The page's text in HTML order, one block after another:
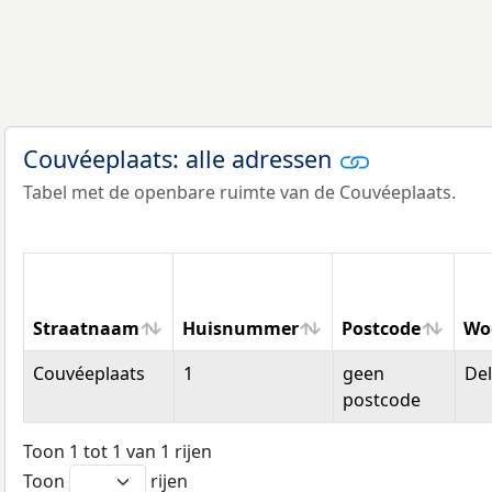
Couvéeplaats: alle adressen
Tabel met de openbare ruimte van de Couvéeplaats.
Straatnaam Huisnummer Postcode
Straatnaam
Huisnummer Postcode
Couvéeplaats 1
geen
postcode
Toon 1 tot 1 van 1 rijen
Toon
rijen